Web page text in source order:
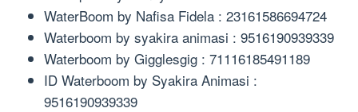
WaterBoom by Nafisa Fidela : 23161586694724
Waterboom by syakira animasi : 9516190939339
Waterboom by Gigglesgig : 71116185491189
ID Waterboom by Syakira Animasi :
9516190939339